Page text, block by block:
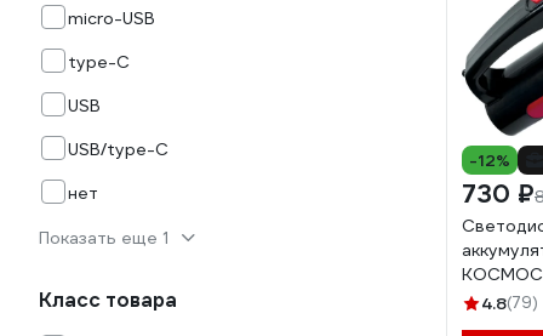
micro-USB
type-C
USB
USB/type-C
нет
Показать еще 1
Класс товара
-12%
730 ₽
КОСМОС
LED
4.8(79)